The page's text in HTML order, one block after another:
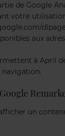
de Google
votre
aux
à April
navigation.
un